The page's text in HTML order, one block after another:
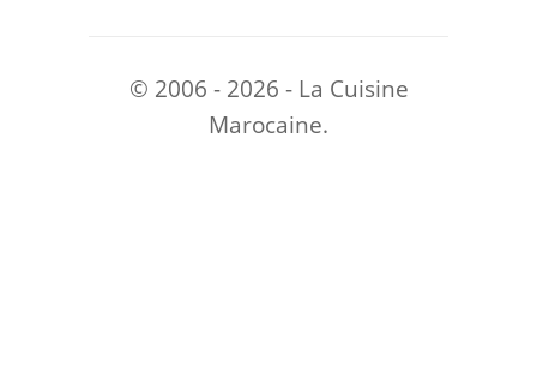
© 2006 - 2026 - La Cuisine
Marocaine.